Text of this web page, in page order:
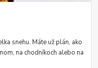
snehu. Máte už plán, ako
na chodníkoch alebo na